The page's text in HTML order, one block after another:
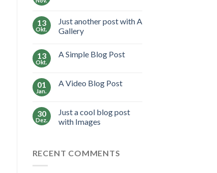
13
Okt.
Just another post with A
Gallery
13
Okt.
A Simple Blog Post
01
Jan.
A Video Blog Post
30
Dez.
Just a cool blog post
with Images
RECENT COMMENTS